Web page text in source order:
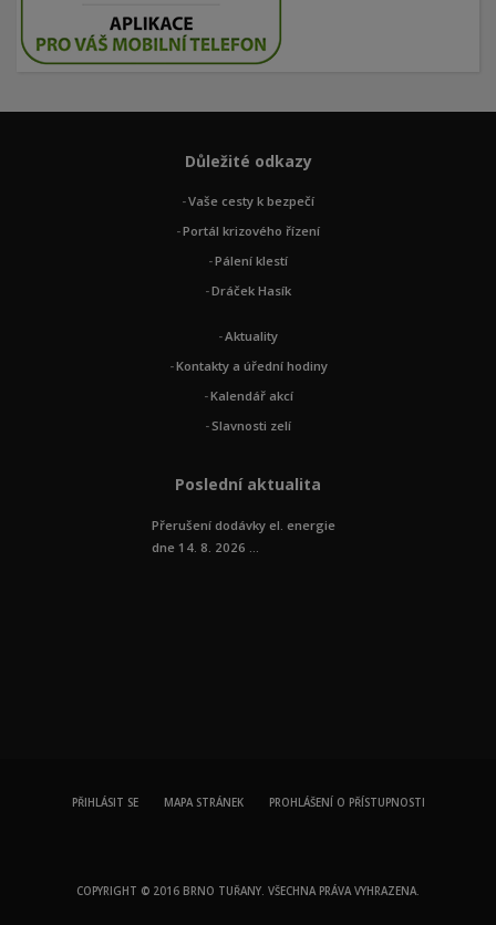
Důležité odkazy
Vaše cesty k bezpečí
Portál krizového řízení
Pálení klestí
Dráček Hasík
Aktuality
Kontakty a úřední hodiny
Kalendář akcí
Slavnosti zelí
Poslední aktualita
Přerušení dodávky el. energie
dne 14. 8. 2026 ...
PŘIHLÁSIT SE MAPA STRÁNEK PROHLÁŠENÍ O PŘÍSTUPNOSTI
COPYRIGHT © 2016 BRNO TUŘANY. VŠECHNA PRÁVA VYHRAZENA.